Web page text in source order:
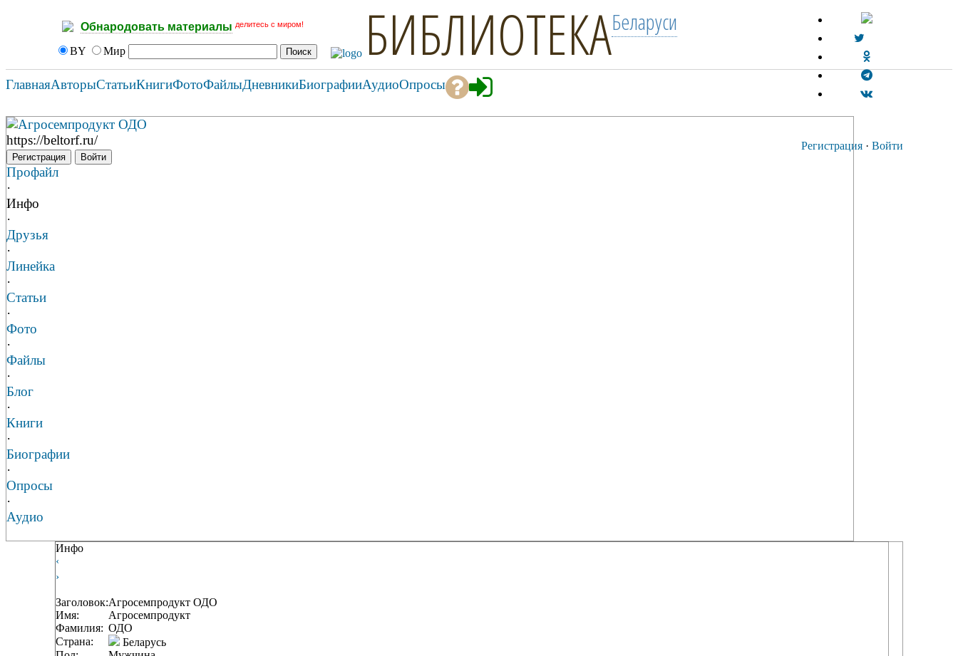
Обнародовать материалы делитесь с миром!
BY Мир БИБЛИОТЕКАБеларуси
Регистрация · Войти
ГлавнаяАвторыСтатьиКнигиФотоФайлыДневникиБиографииАудиоОпросы
Агросемпродукт ОДО
https://beltorf.ru/
Регистрация Войти
Профайл
·
Инфо
·
Друзья
·
Линейка
·
Статьи
·
Фото
·
Файлы
·
Блог
·
Книги
·
Биографии
·
Опросы
·
Аудио
Инфо
‹
›
Заголовок:Агросемпродукт ОДО
Имя:
Агросемпродукт
Фамилия: ОДО
Страна:
Беларусь